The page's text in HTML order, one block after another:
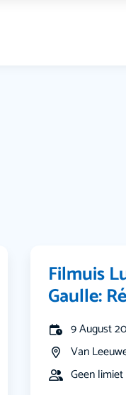
Filmuis
Gaulle:
9 August
Van
Geen limiet